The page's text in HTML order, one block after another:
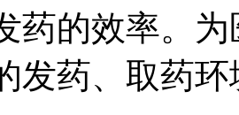
药的效率。
发药、取药环